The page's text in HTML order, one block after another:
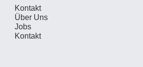
Kontakt
Über Uns
Jobs
Kontakt